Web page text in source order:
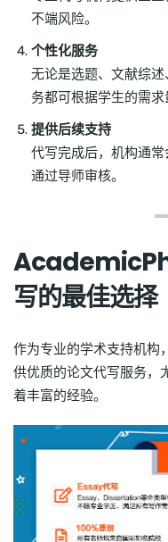
不端风险。
个性化服务
无论是选题、文献综
务都可根据学生的需求
提供后续支持
代写完成后，机构通
通过导师审核。
写的最佳选择
作为专业的学术支持机构，
供优质的论文代写服务，
着丰富的经验。